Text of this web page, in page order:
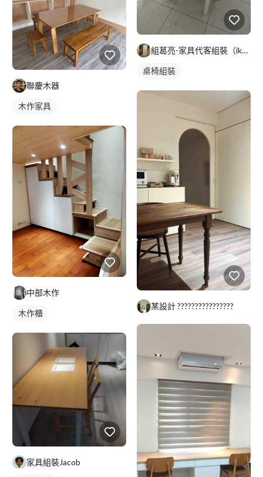
聯慶木器
木作家具
中部木作
木作櫃
家具組裝Jacob
組葛亮-家具代客組裝（ikea、淘寶）
桌椅組裝
某設計 ????????????????